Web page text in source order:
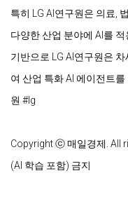
특히 LG AI연구원은 의료,
다양한 산업 분야에 AI를
기반으로 LG AI연구원은
여 산업 특화 AI 에이전트
원 #lg
Copyright ⓒ 매일경제. All
(AI 학습 포함) 금지